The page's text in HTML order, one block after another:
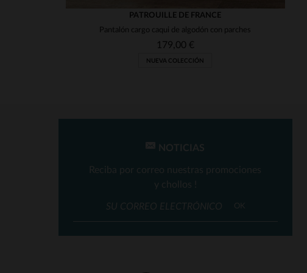
PATROUILLE DE FRANCE
Pantalón cargo caqui de algodón con parches
179,00 €
NUEVA COLECCIÓN
NOTICIAS
Reciba por correo nuestras promociones
y chollos !
OK